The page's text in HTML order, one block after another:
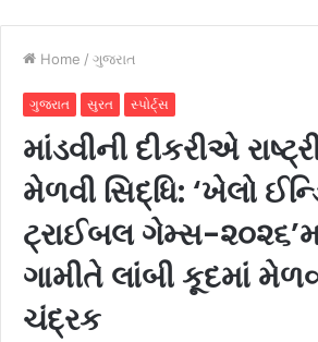
Home / ગુજરાત
ગુજરાત સુરત સ્પોર્ટ્સ
માંડવીની દીકરીએ
મેળવી સિદ્ધિ: ‘ખેલો
ટ્રાઈબલ ગેમ્સ-
ગામીતે લાંબી કૂદમાં
ચંદ્રક